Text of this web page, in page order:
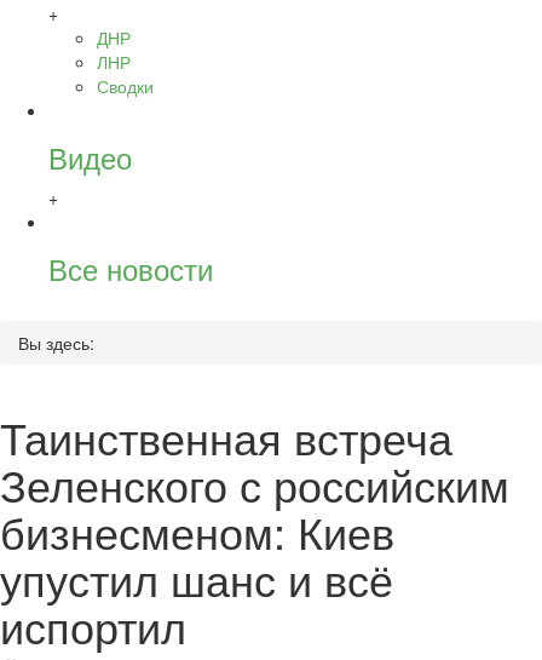
+
ДНР
ЛНР
Сводки
Видео
+
Все новости
Вы здесь:
Таинственная встреча
Зеленского с российским
бизнесменом: Киев
упустил шанс и всё
испортил